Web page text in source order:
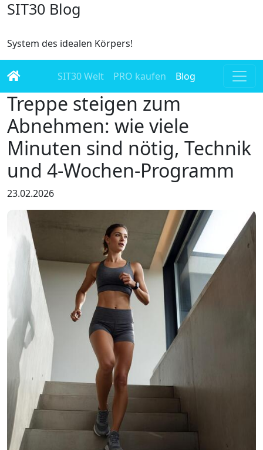
SIT30 Blog
System des idealen Körpers!
SIT30 Welt PRO kaufen Blog
Treppe steigen zum
Abnehmen: wie viele
Minuten sind nötig, Technik
und 4-Wochen-Programm
23.02.2026